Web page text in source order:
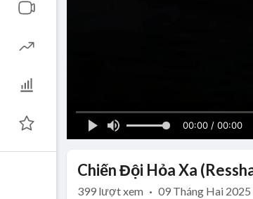
00:00 / 00:00
Chiến Đội Hỏa Xa
399 lượt xem · 09 Tháng Hai 2025